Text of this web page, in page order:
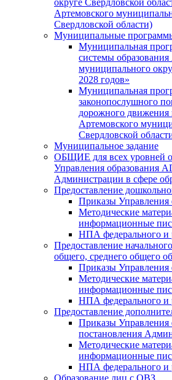
округе Свердловской
Артемовского
Свердловской области)
Муниципальные
Муниципальная
системы
муниципального
2028 годов»
Муниципальная
законопослушного
дорожного движения
Артемовского
Свердловской
Муниципальное задание
ОБЩИЕ для всех уровней
Управления образования
Администрации в сфере
Предоставление
Приказы Управления
Методические
информационные
НПА федерального и
Предоставление
общего, среднего общего
Приказы Управления
Методические
информационные
НПА федерального и
Предоставление
Приказы Управления
постановления
Методические
информационные
НПА федерального и
Образование лиц с ОВЗ